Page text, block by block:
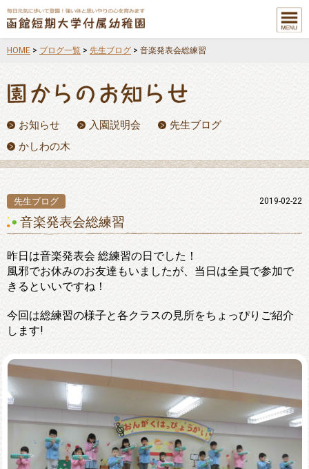
メニュ
HOME > ブログ一覧 > 先生ブログ > 音楽発表会総練習
お知らせ 入園説明会
先生ブログ
かしわの木
先生ブログ 2019-02-22
音楽発表会総練習
昨日は音楽発表会 総練習の日でした！
風邪でお休みのお友達もいましたが、当日は全員で参加で
きるといいですね！
今回は総練習の様子と各クラスの見所をちょっぴりご紹介
します!